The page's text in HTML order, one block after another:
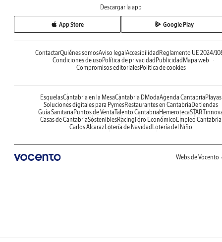
Descargar la app
App Store Google Play
ContactarQuiénes somosAviso legal Accesibilidad Reglamento UE 2024/
Condiciones de uso Política de privacidad Publicidad Mapa web
Compromisos editorialesPolítica de cookies
EsquelasCantabria en la MesaCantabria DModaAgenda Cantabria Playas
Soluciones digitales para PymesRestaurantes en Cantabria De tiendas
Guía Sanitaria Puntos de VentaTalento Cantabria Hemeroteca
Casas de CantabriaSosteniblesRacing Foro Económico Empleo Cantabria
Carlos AlcarazLotería de Navidad Lotería del Niño
Webs de Vocento